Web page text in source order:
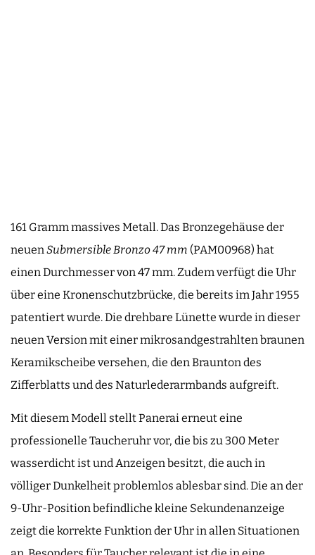
161 Gramm massives Metall. Das Bronzegehäuse der
neuenSubmersible Bronzo 47 mm (PAM00968) hat
einen Durchmesser von 47 mm. Zudem verfügt die Uhr
über eine Kronenschutzbrücke, die bereits im Jahr 1955
patentiert wurde. Die drehbare Lünette wurde in dieser
neuen Version mit einer mikrosandgestrahlten braunen
Keramikscheibe versehen, die den Braunton des
Zifferblatts und des Naturlederarmbands aufgreift.
Mit diesem Modell stellt Panerai erneut eine
professionelle Taucheruhr vor, die bis zu 300 Meter
wasserdicht ist und Anzeigen besitzt, die auch in
völliger Dunkelheit problemlos ablesbar sind. Die an der
9-Uhr-Position befindliche kleine Sekundenanzeige
zeigt die korrekte Funktion der Uhr in allen Situationen